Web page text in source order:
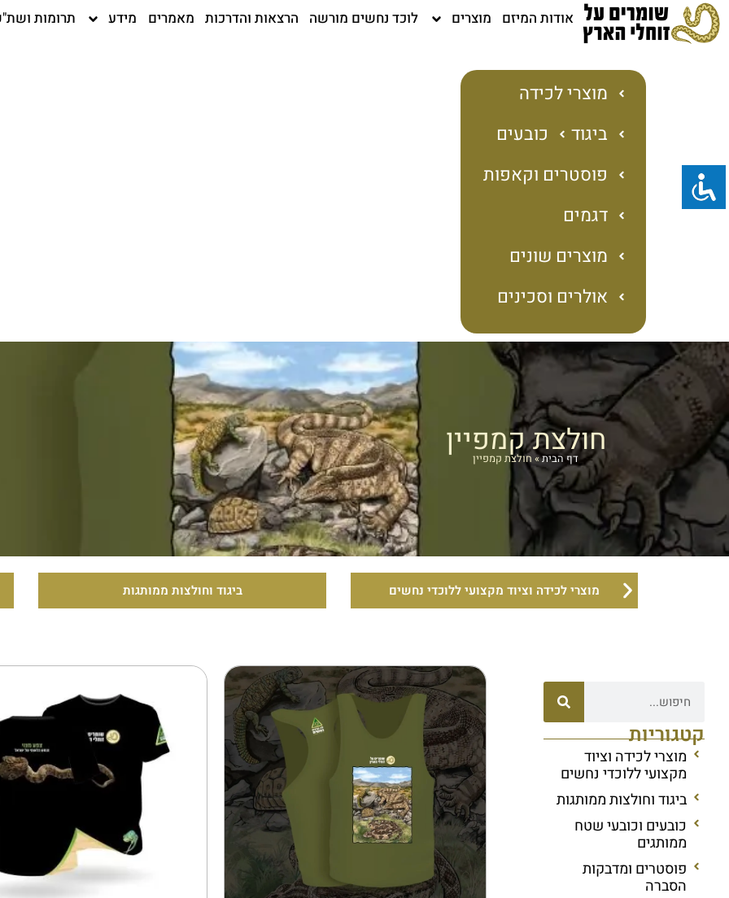
דילוג
לתוכן
אודות המיזם מוצרים לוכד נחשים מורשה הרצאות והדרכות מאמרים מידע תרומות
מוצרי לכידה
ביגוד
כובעים
פוסטרים וקאפות
דגמים
מוצרים שונים
אולרים וסכינים
חולצת קמפיין
דף הבית» חולצת קמפיין
מוצרי לכידה וציוד מקצועי ללוכדי נחשים ביגוד וחולצות ממותגות כובעים
קטגוריות
מוצרי לכידה וציוד
מקצועי ללוכדי נחשים
ביגוד וחולצות ממותגות
כובעים וכובעי שטח
ממותגים
פוסטרים ומדבקות
הסברה
למוצר
זה
יש
מספר
סוגים.
לבחור
האפשרויות
בעמוד
המוצר
יש
סוגים.
ניתן